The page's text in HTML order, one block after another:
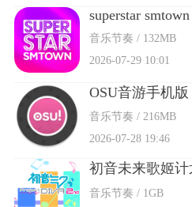
superstar smtown
音乐节奏 / 132MB
2026-07-29 10:01
OSU音游手机版
音乐节奏 / 216MB
2026-07-28 19:46
初音未来歌姬计
音乐节奏 / 1GB